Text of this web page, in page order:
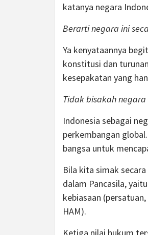
katanya negara
Berarti negara ini
Ya kenyataannya
konstitusi dan
kesepakatan yang
Tidak bisakah
Indonesia sebagai
perkembangan
bangsa untuk
Bila kita simak
dalam Pancasila,
kebiasaan
HAM).